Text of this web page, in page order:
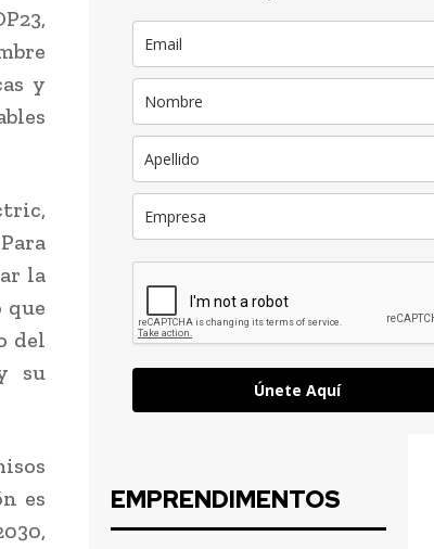
y
la
que
del
su
es
Únete Aquí
EMPRENDIMENTOS